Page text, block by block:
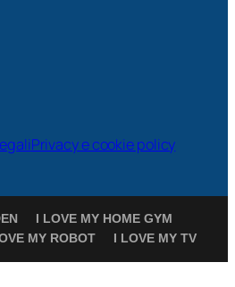
Privacy e cookie policy
I LOVE MY HOME GYM
MY ROBOT I LOVE MY TV